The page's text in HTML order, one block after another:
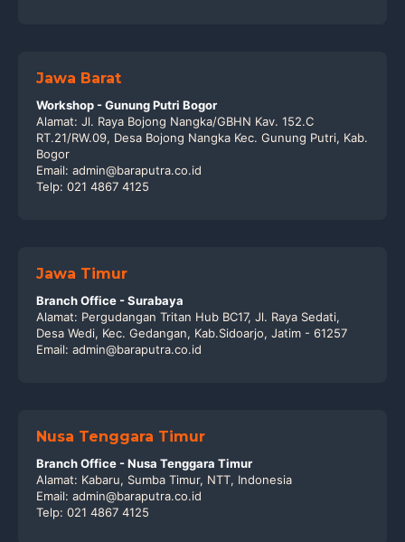
Jawa Barat
Workshop - Gunung Putri Bogor
Alamat: Jl. Raya Bojong Nangka/GBHN Kav. 152.C
RT.21/RW.09, Desa Bojong Nangka Kec. Gunung Putri, Kab.
Bogor
Email: admin@baraputra.co.id
Telp: 021 4867 4125
Jawa Timur
Branch Office - Surabaya
Alamat: Pergudangan Tritan Hub BC17, Jl. Raya Sedati,
Desa Wedi, Kec. Gedangan, Kab.Sidoarjo, Jatim - 61257
Email: admin@baraputra.co.id
Nusa Tenggara Timur
Branch Office - Nusa Tenggara Timur
Alamat: Kabaru, Sumba Timur, NTT, Indonesia
Email: admin@baraputra.co.id
Telp: 021 4867 4125